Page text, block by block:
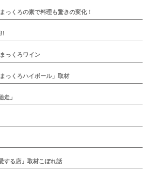
くろの素で料理も驚きの変化！
っくろワイン
っくろハイボール」取材
」
する店」取材こぼれ話